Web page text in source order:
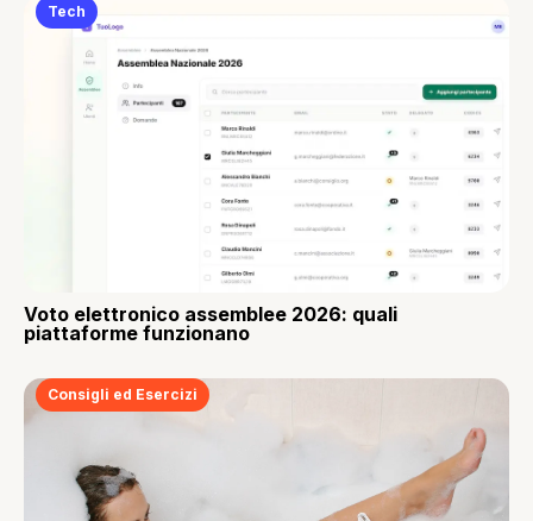
Tech
Voto elettronico assemblee 2026: quali
piattaforme funzionano
Consigli ed Esercizi